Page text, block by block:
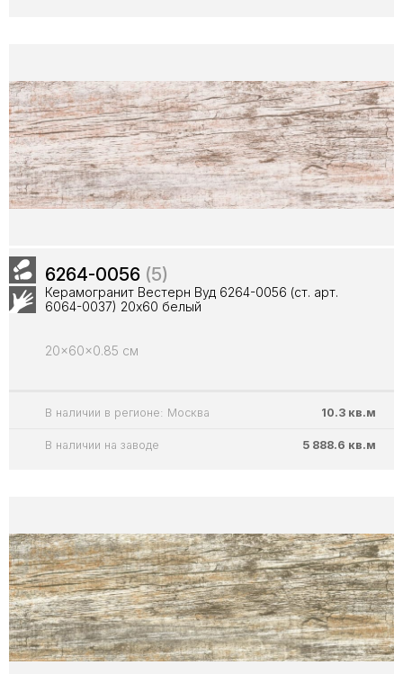
6264-0056 (5)
Керамогранит Вестерн Вуд 6264-0056 (ст. арт.
6064-0037) 20x60 белый
20x60x0.85 см
В наличии в регионе: Москва 10.3 кв.м
В наличии на заводе 5 888.6 кв.м